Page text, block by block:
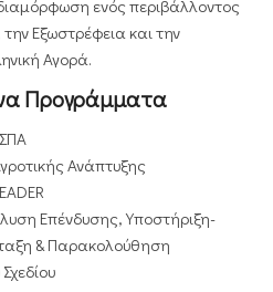
ενός περιβάλλοντος
Εξωστρέφεια και την
Αγορά.
Προγράμματα
Ανάπτυξης
Επένδυσης, Υποστήριξη-
& Παρακολούθηση